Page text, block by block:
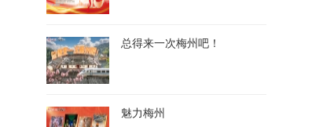
总得来一次梅州吧！
魅力梅州